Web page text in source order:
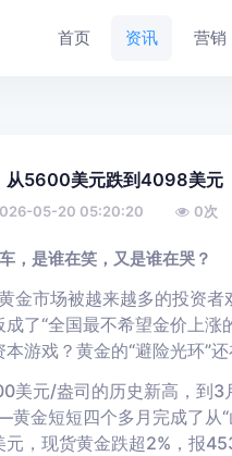
首页 资讯 营销
从5600美元跌到4098美元
05-20 05:20:20 0次
，是谁在笑，又是谁在哭？
金市场被越来越多的投资
了“全国最不希望金价上涨
游戏？黄金的“避险光环”还
美元/盎司的历史新高，到
金短短四个多月完成了从“
元，现货黄金跌超2%，报